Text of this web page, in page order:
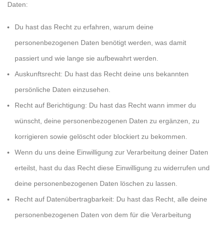
Daten:
Du hast das Recht zu erfahren, warum deine
personenbezogenen Daten benötigt werden, was damit
passiert und wie lange sie aufbewahrt werden.
Auskunftsrecht: Du hast das Recht deine uns bekannten
persönliche Daten einzusehen.
Recht auf Berichtigung: Du hast das Recht wann immer du
wünscht, deine personenbezogenen Daten zu ergänzen, zu
korrigieren sowie gelöscht oder blockiert zu bekommen.
Wenn du uns deine Einwilligung zur Verarbeitung deiner Daten
erteilst, hast du das Recht diese Einwilligung zu widerrufen und
deine personenbezogenen Daten löschen zu lassen.
Recht auf Datenübertragbarkeit: Du hast das Recht, alle deine
personenbezogenen Daten von dem für die Verarbeitung